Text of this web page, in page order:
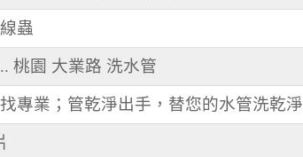
蟲
桃園 大業路 洗水管
專業；管乾淨出手，替您的水管洗乾淨